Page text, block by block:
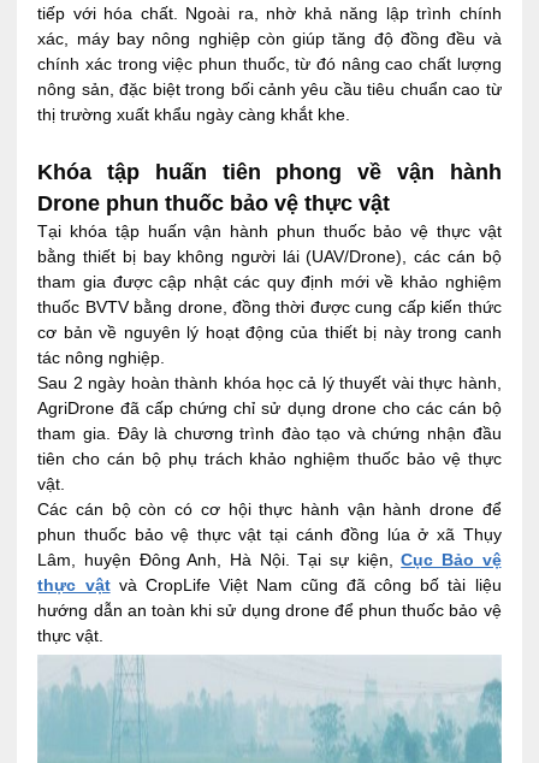
tiếp với hóa chất. Ngoài ra, nhờ khả năng lập trình chính
xác, máy bay nông nghiệp còn giúp tăng độ đồng đều và
chính xác trong việc phun thuốc, từ đó nâng cao chất lượng
nông sản, đặc biệt trong bối cảnh yêu cầu tiêu chuẩn cao từ
thị trường xuất khẩu ngày càng khắt khe.
Khóa tập huấn tiên phong về vận hành
Drone phun thuốc bảo vệ thực vật
Tại khóa tập huấn vận hành phun thuốc bảo vệ thực vật
bằng thiết bị bay không người lái (UAV/Drone), các cán bộ
tham gia được cập nhật các quy định mới về khảo nghiệm
thuốc BVTV bằng drone, đồng thời được cung cấp kiến thức
cơ bản về nguyên lý hoạt động của thiết bị này trong canh
tác nông nghiệp.
Sau 2 ngày hoàn thành khóa học cả lý thuyết vài thực hành,
AgriDrone đã cấp chứng chỉ sử dụng drone cho các cán bộ
tham gia. Đây là chương trình đào tạo và chứng nhận đầu
tiên cho cán bộ phụ trách khảo nghiệm thuốc bảo vệ thực
vật.
Các cán bộ còn có cơ hội thực hành vận hành drone để
phun thuốc bảo vệ thực vật tại cánh đồng lúa ở xã Thụy
Lâm, huyện Đông Anh, Hà Nội. Tại sự kiện,Cục Bảo vệ
thực vậtvà CropLife Việt Nam cũng đã công bố tài liệu
hướng dẫn an toàn khi sử dụng drone để phun thuốc bảo vệ
thực vật.